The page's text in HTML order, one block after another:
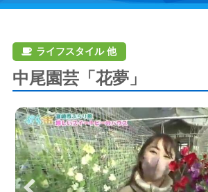
ライフスタイル 他
中尾園芸「花夢」